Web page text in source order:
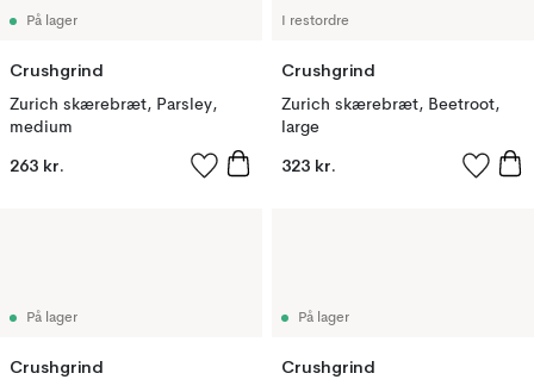
På lager
Crushgrind
Zurich skærebræt, Parsley,
medium
263 kr.
I restordre
Crushgrind
Zurich skærebræt, Beetroot,
large
323 kr.
På lager
Crushgrind
På lager
Crushgrind